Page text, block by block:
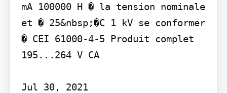
mA 100000 H � la tension nominale
et � 25&nbsp;�C 1 kV se conformer
� CEI 61000-4-5 Produit complet
195...264 V CA
Jul 30, 2021